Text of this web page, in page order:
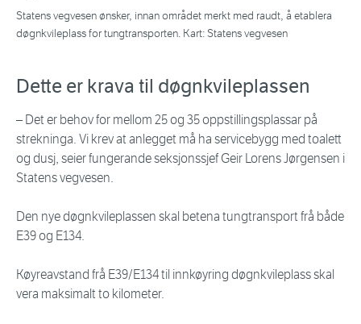
Statens vegvesen ønsker, innan området merkt med raudt, å etablera
døgnkvileplass for tungtransporten. Kart: Statens vegvesen
Dette er krava til døgnkvileplassen
– Det er behov for mellom 25 og 35 oppstillingsplassar på
strekninga. Vi krev at anlegget må ha servicebygg med toalett
og dusj, seier fungerande seksjonssjef Geir Lorens Jørgensen i
Statens vegvesen.
Den nye døgnkvileplassen skal betena tungtransport frå både
E39 og E134.
Køyreavstand frå E39/E134 til innkøyring døgnkvileplass skal
vera maksimalt to kilometer.